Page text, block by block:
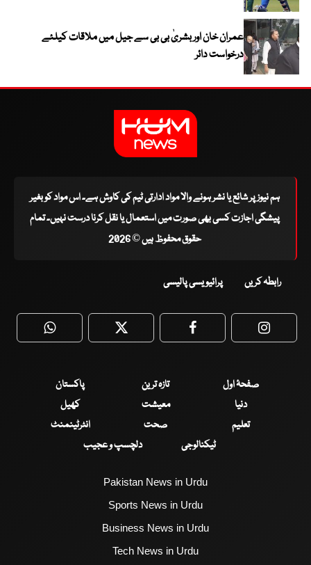
عمران خان اور بشریٰ بی بی سے جیل میں ملاقات کیلئے
درخواست دائر
ہم نیوز پر شائع یا نشر ہونے والا مواد ادارتی ٹیم کی کاوش ہے۔ اس مواد کو بغیر
پیشگی اجازت کسی بھی صورت میں استعمال یا نقل کرنا درست نہیں۔ تمام
حقوق محفوظ ہیں © 2026
رابطہ کریں پرائیویسی پالیسی
WhatsApp Twitter Facebook
صفحۂ اول تازہ ترین
پاکستان
دنیا
معیشت
کھیل
تعلیم
صحت
انٹرٹینمنٹ
ٹیکنالوجی
دلچسپ و عجیب
Pakistan News in Urdu
Sports News in Urdu
Business News in Urdu
Tech News in Urdu